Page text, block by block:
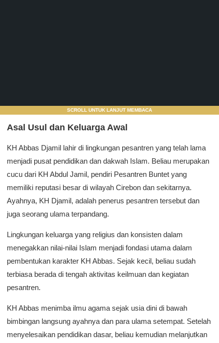
SCROLL UNTUK LANJUT MEMBACA
Asal Usul dan Keluarga Awal
KH Abbas Djamil lahir di lingkungan pesantren yang telah lama
menjadi pusat pendidikan dan dakwah Islam. Beliau merupakan
cucu dari KH Abdul Jamil, pendiri Pesantren Buntet yang
memiliki reputasi besar di wilayah Cirebon dan sekitarnya.
Ayahnya, KH Djamil, adalah penerus pesantren tersebut dan
juga seorang ulama terpandang.
Lingkungan keluarga yang religius dan konsisten dalam
menegakkan nilai-nilai Islam menjadi fondasi utama dalam
pembentukan karakter KH Abbas. Sejak kecil, beliau sudah
terbiasa berada di tengah aktivitas keilmuan dan kegiatan
pesantren.
KH Abbas menimba ilmu agama sejak usia dini di bawah
bimbingan langsung ayahnya dan para ulama setempat. Setelah
menyelesaikan pendidikan dasar, beliau kemudian melanjutkan